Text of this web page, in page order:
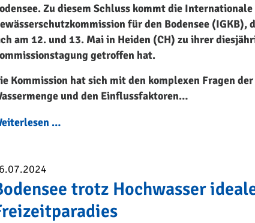
Zu diesem Schluss kommt die Internationale
für den Bodensee (IGKB),
am 12. und 13. Mai in Heiden (CH) zu ihrer
getroffen hat.
Kommission hat sich mit den komplexen Fragen der
und den Einflussfaktoren…
…
trotz Hochwasser